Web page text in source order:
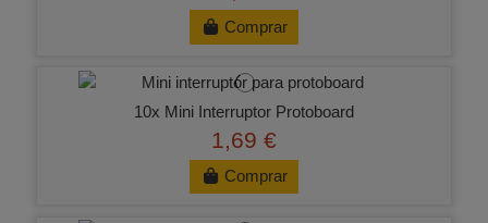
Comprar
10x Mini Interruptor Protoboard
1,69 €
Comprar